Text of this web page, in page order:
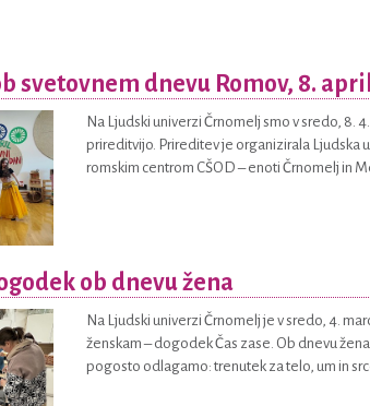
svetovnem dnevu Romov, 8.
Na Ljudski univerzi Črnomelj smo v sredo, 8.
prireditvijo. Prireditev je organizirala Ljudska
romskim centrom CŠOD – enoti Črnomelj in
ob dnevu žena
Na Ljudski univerzi Črnomelj je v sredo, 4.
ženskam – dogodek Čas zase. Ob dnevu
pogosto odlagamo: trenutek za telo, um in